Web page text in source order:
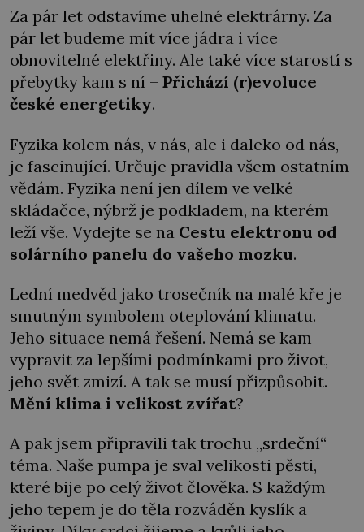
Za pár let odstavíme uhelné elektrárny. Za
pár let budeme mít více jádra i více
obnovitelné elektřiny. Ale také více starostí s
přebytky kam s ní – Přichází (r)evoluce
české energetiky.
Fyzika kolem nás, v nás, ale i daleko od nás,
je fascinující. Určuje pravidla všem ostatním
vědám. Fyzika není jen dílem ve velké
skládačce, nýbrž je podkladem, na kterém
leží vše. Vydejte se na Cestu elektronu od
solárního panelu do vašeho mozku.
Lední medvěd jako trosečník na malé kře je
smutným symbolem oteplování klimatu.
Jeho situace nemá řešení. Nemá se kam
vypravit za lepšími podmínkami pro život,
jeho svět zmizí. A tak se musí přizpůsobit.
Mění klima i velikost zvířat?
A pak jsem připravili tak trochu „srdeční“
téma. Naše pumpa je sval velikosti pěsti,
které bije po celý život člověka. S každým
jeho tepem je do těla rozváděn kyslík a